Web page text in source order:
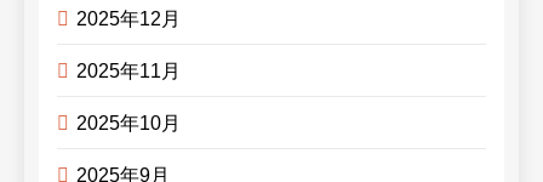
2025年12月
2025年11月
2025年10月
2025年9月